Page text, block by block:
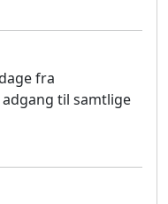
fra
til samtlige